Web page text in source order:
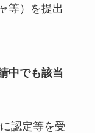
等）を提出
中でも該当
認定等を受